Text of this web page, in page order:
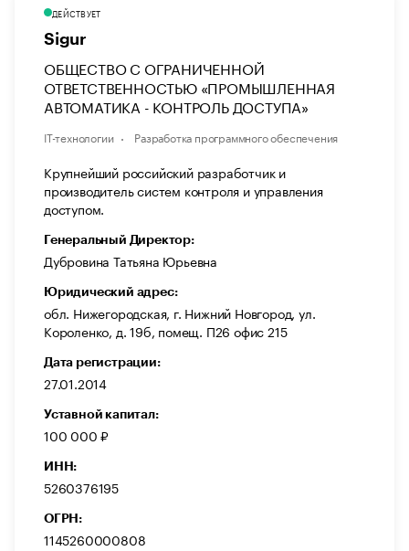
ДЕЙСТВУЕТ
Sigur
ОБЩЕСТВО С ОГРАНИЧЕННОЙ
ОТВЕТСТВЕННОСТЬЮ «ПРОМЫШЛЕННАЯ
АВТОМАТИКА - КОНТРОЛЬ ДОСТУПА»
IT-технологии Разработка программного обеспечения
Крупнейший российский разработчик и
производитель систем контроля и управления
доступом.
Генеральный Директор:
Дубровина Татьяна Юрьевна
Юридический адрес:
обл. Нижегородская, г. Нижний Новгород, ул.
Короленко, д. 19б, помещ. П26 офис 215
Дата регистрации:
27.01.2014
Уставной капитал:
100 000 ₽
ИНН:
5260376195
ОГРН:
1145260000808